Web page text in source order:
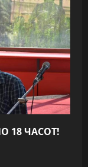
18 ЧАСОТ!